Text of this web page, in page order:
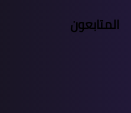
المتابعون